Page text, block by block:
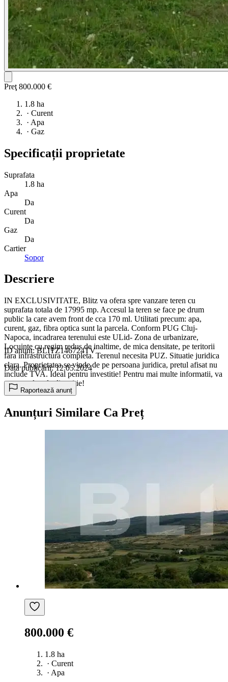
Preţ 800.000 €
1.8 ha
· Curent
· Apa
· Gaz
Specificații proprietate
Suprafata
1.8 ha
Apa
Da
Curent
Da
Gaz
Da
Cartier
Sopor
Descriere
IN EXCLUSIVITATE, Blitz va ofera spre vanzare teren cu
suprafata totala de 17995 mp. Accesul la teren se face pe drum
public la care avem front de cca 170 ml. Utilitati precum: apa,
curent, gaz, fibra optica sunt la parcela. Conform PUG Cluj-
Napoca, incadrarea terenului este ULid- Zona de urbanizare,
Locuinte cu regim redus de inaltime, de mica densitate, pe teritorii
fara infrastructura completa. Terenul necesita PUZ. Situatie juridica
clara. Proprietatea se vinde de pe persoana juridica, pretul afisat nu
include TVA. Ideal pentru investitie! Pentru mai multe informatii, va
stam cu drag la dipozitie!
ID anunț: BLITZ146724TV
Data publicării: 12.05.2024
Raportează anunț
Anunțuri Similare Ca Preț
800.000 €
1.8 ha
· Curent
· Apa